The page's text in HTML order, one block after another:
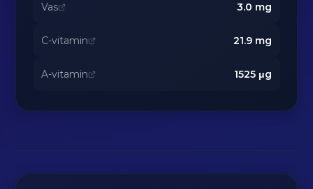
Vas 3.0 mg
C-vitamin 21.9mg
A-vitamin 1525μg